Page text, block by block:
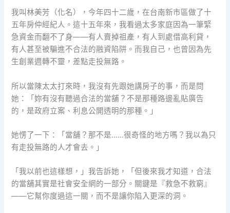
我叫林美芳（化名），今年四十二歲，在台南新市區做了十
五年房仲經紀人。這十五年來，我看過太多家庭因為一筆緊
急資金而翻不了身——有人賣掉祖產，有人到處借高利貸，
有人甚至被騙進不合法的融資陷阱。而我自己，也曾因為先
生創業週轉不靈，差點走投無路。
所以當陳太太打來時，我沒有先跟她講房子的事，而是問
她：「妳有沒有聽過合法的當舖？不是那種路邊亂貼廣告
的，是政府立案、利息公開透明的那種。」
她愣了一下：「當舖？那不是……很奇怪的地方嗎？我以為只
有走投無路的人才會去。」
「我以前也這樣想，」我告訴她，「但後來我才知道，合法
的當舖其實是社會安全網的一部分。關鍵是『救急不救窮』
——它幫你度過這一關，而不是讓你陷入更深的洞。